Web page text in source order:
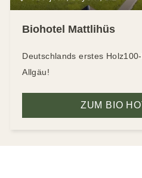
Biohotel Mattlihüs
Deutschlands erstes
Allgäu!
ZUM BIO